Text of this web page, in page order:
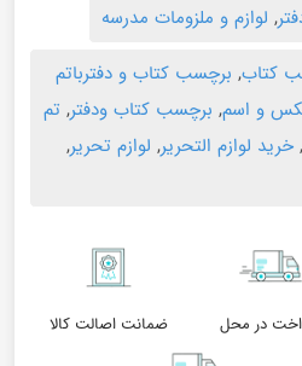
, لوازم و ملزومات مدرسه
کتاب, برچسب کتاب و دفترباتم
و اسم, برچسب کتاب ودفتر, تم
, خرید لوازم التحریر, لوازم تحریر,
در محل ضمانت اصالت کالا